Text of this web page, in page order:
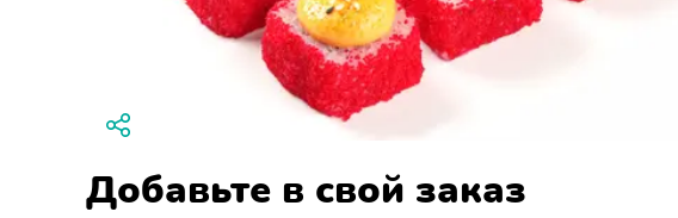
Добавьте в свой заказ